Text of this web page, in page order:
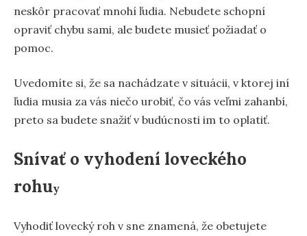
neskôr pracovať mnohí ľudia. Nebudete schopní
opraviť chybu sami, ale budete musieť požiadať o
pomoc.
Uvedomíte si, že sa nachádzate v situácii, v ktorej iní
ľudia musia za vás niečo urobiť, čo vás veľmi zahanbí,
preto sa budete snažiť v budúcnosti im to oplatiť.
Snívať o vyhodení loveckého
rohuy
Vyhodiť lovecký roh v sne znamená, že obetujete